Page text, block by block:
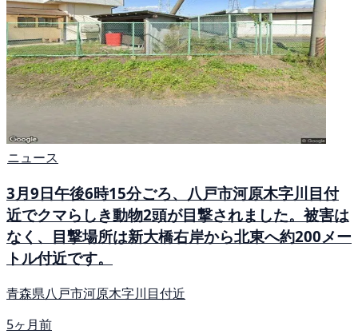
ニュース
3月9日午後6時15分ごろ、八戸市河原木字川目付
近でクマらしき動物2頭が目撃されました。被害は
なく、目撃場所は新大橋右岸から北東へ約200メー
トル付近です。
青森県八戸市河原木字川目付近
5ヶ月前